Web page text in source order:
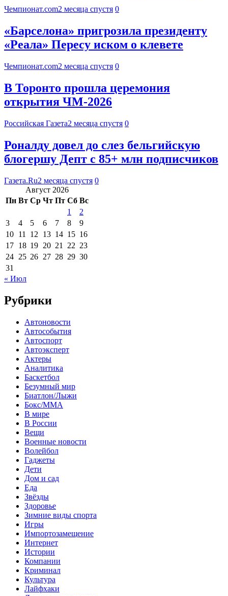
Чемпионат.com2 месяца спустя 0
«Барселона» пригрозила президенту
«Реала» Пересу иском о клевете
Чемпионат.com2 месяца спустя 0
В Торонто прошла церемония
открытия ЧМ-2026
Российская Газета2 месяца спустя 0
Роналду довел до слез бельгийскую
блогершу Депт с 85+ млн подписчиков
Газета.Ru2 месяца спустя 0
Август 2026
Пн Вт Ср Чт Пт Сб Вс
1
2
3
4 5 6 7 8
9
10 11 12 13 14 15 16
17 18 19 20 21 22 23
24 25 26 27 28 29 30
31
« Июл
Рубрики
Автоновости
Автособытия
Автоспорт
Автоэксперт
Актеры
Аналитика
Баскетбол
Безумный мир
Биатлон/Лыжи
Бокс/MMA
В мире
В России
Вещи
Военные новости
Волейбол
Гаджеты
Дети
Дом и сад
Еда
Звёзды
Здоровье
Зимние виды спорта
Игры
Импортозамещение
Интернет
Истории
Компании
Криминал
Культура
Лайфхаки